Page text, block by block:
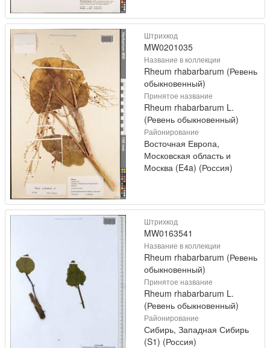
Штрихкод
MW0201035
Название в коллекции
Rheum rhabarbarum (Ревень
обыкновенный)
Принятое название
Rheum rhabarbarum L.
(Ревень обыкновенный)
Районирование
Восточная Европа,
Московская область и
Москва (E4a) (Россия)
Штрихкод
MW0163541
Название в коллекции
Rheum rhabarbarum (Ревень
обыкновенный)
Принятое название
Rheum rhabarbarum L.
(Ревень обыкновенный)
Районирование
Сибирь, Западная Сибирь
(S1) (Россия)